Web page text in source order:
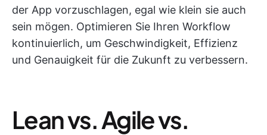
der App vorzuschlagen, egal wie klein sie auch
sein mögen. Optimieren Sie Ihren Workflow
kontinuierlich, um Geschwindigkeit, Effizienz
und Genauigkeit für die Zukunft zu verbessern.
Lean vs. Agile vs.